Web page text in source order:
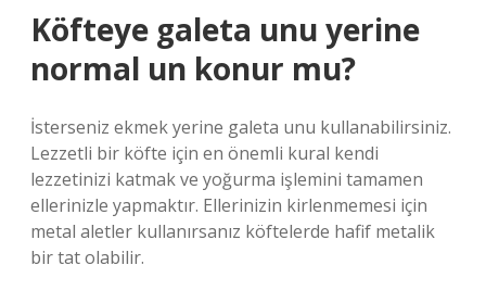
Köfteye galeta unu yerine
normal un konur mu?
İsterseniz ekmek yerine galeta unu kullanabilirsiniz.
Lezzetli bir köfte için en önemli kural kendi
lezzetinizi katmak ve yoğurma işlemini tamamen
ellerinizle yapmaktır. Ellerinizin kirlenmemesi için
metal aletler kullanırsanız köftelerde hafif metalik
bir tat olabilir.